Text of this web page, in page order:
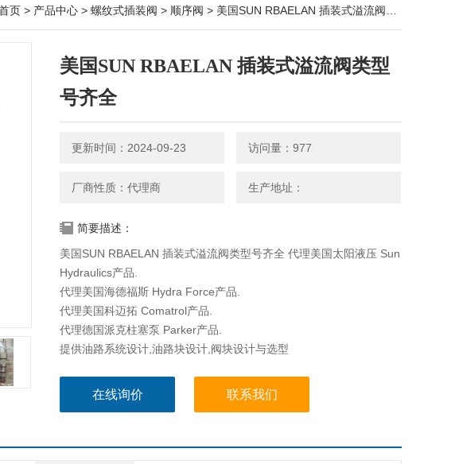
页 > 产品中心 > 螺纹式插装阀 > 顺序阀 > 美国SUN RBAELAN 插装式溢流阀类型号齐全
美国SUN RBAELAN 插装式溢流阀类型
号齐全
更新时间：2024-09-23 访问量：977
厂商性质：代理商 生产地址：
简要描述：
美国SUN RBAELAN 插装式溢流阀类型号齐全 代理美国太阳液压 Sun
Hydraulics产品.
代理美国海德福斯 Hydra Force产品.
代理美国科迈拓 Comatrol产品.
代理德国派克柱塞泵 Parker产品.
提供油路系统设计,油路块设计,阀块设计与选型
在线询价 联系我们